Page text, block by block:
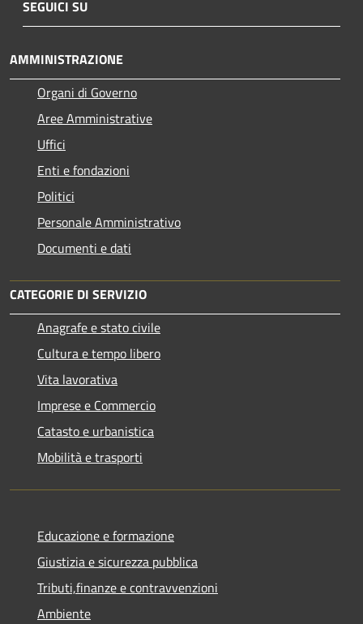
SEGUICI SU
AMMINISTRAZIONE
Organi di Governo
Aree Amministrative
Uffici
Enti e fondazioni
Politici
Personale Amministrativo
Documenti e dati
CATEGORIE DI SERVIZIO
Anagrafe e stato civile
Cultura e tempo libero
Vita lavorativa
Imprese e Commercio
Catasto e urbanistica
Mobilità e trasporti
Educazione e formazione
Giustizia e sicurezza pubblica
Tributi,finanze e contravvenzioni
Ambiente